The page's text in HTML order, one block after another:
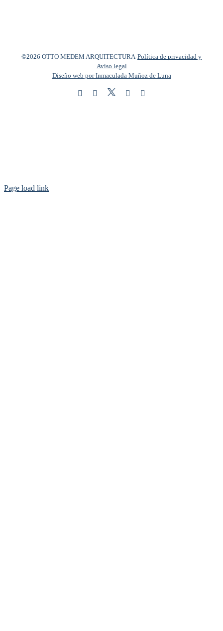
©2026 OTTO MEDEM ARQUITECTURA-Política de privacidad y
Aviso legal
Diseño web por Inmaculada Muñoz de Luna
InstagramFacebook
Twitter LinkedIn
Page load link